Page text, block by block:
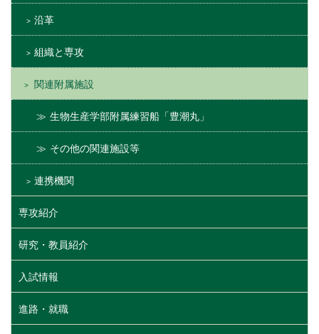
沿革
組織と専攻
関連附属施設
生物生産学部附属練習船「豊潮丸」
その他の関連施設等
連携機関
専攻紹介
研究・教員紹介
入試情報
進路・就職